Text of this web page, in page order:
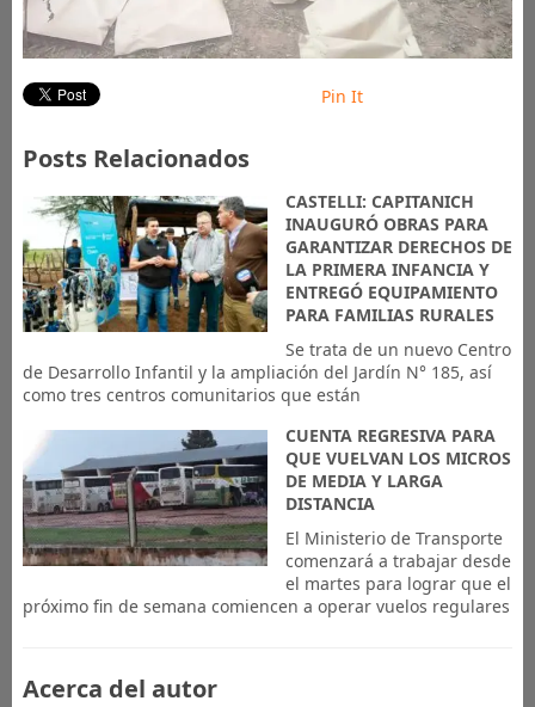
Pin It
Posts Relacionados
CASTELLI: CAPITANICH
INAUGURÓ OBRAS PARA
GARANTIZAR DERECHOS DE
LA PRIMERA INFANCIA Y
ENTREGÓ EQUIPAMIENTO
PARA FAMILIAS RURALES
Se trata de un nuevo Centro
de Desarrollo Infantil y la ampliación del Jardín N° 185, así
como tres centros comunitarios que están
CUENTA REGRESIVA PARA
QUE VUELVAN LOS MICROS
DE MEDIA Y LARGA
DISTANCIA
El Ministerio de Transporte
comenzará a trabajar desde
el martes para lograr que el
próximo fin de semana comiencen a operar vuelos regulares
Acerca del autor